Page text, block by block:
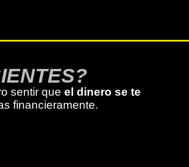
sentir que el dinero se te
financieramente.